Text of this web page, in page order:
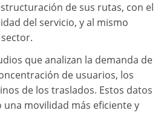
de sus rutas, con el
del servicio, y al mismo
que analizan la demanda de
de usuarios, los
de los traslados. Estos datos
movilidad más eficiente y